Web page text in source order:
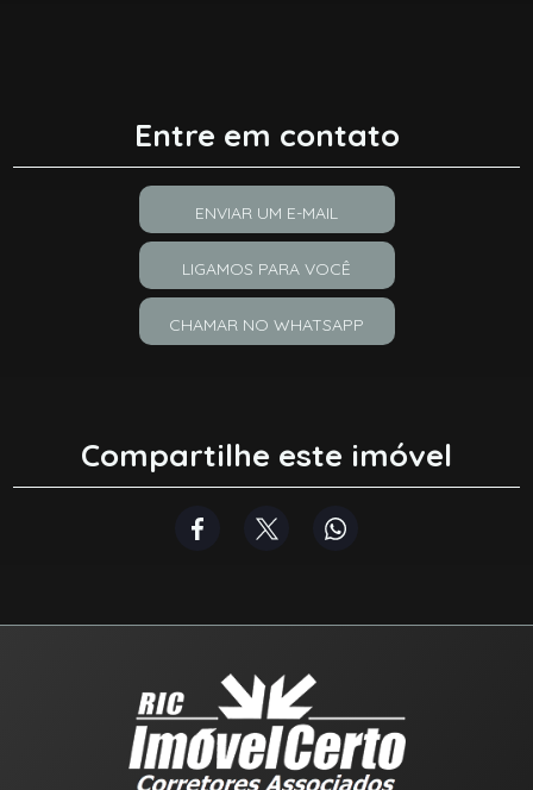
Entre em contato
ENVIAR UM E-MAIL
LIGAMOS PARA VOCÊ
CHAMAR NO WHATSAPP
Compartilhe este imóvel